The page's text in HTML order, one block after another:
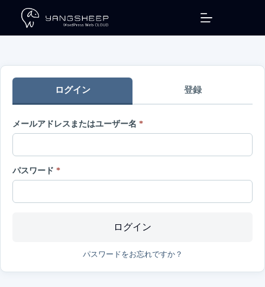
へ
ログイン 登録
メールアドレスまたはユーザー名 *
パスワード *
ログイン
パスワードをお忘れですか？